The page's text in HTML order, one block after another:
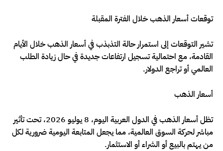
توقعات أسعار الذهب خلال الفترة المقبلة
تشير التوقعات إلى استمرار حالة التذبذب في أسعار الذهب خلال الأيام
القادمة، مع احتمالية تسجيل ارتفاعات جديدة في حال زيادة الطلب
العالمي أو تراجع الدولار.
أسعار الذهب
تظل أسعار الذهب في الدول العربية اليوم، 8 يوليو 2026، تحت تأثير
مباشر لحركة السوق العالمية، مما يجعل المتابعة اليومية ضرورية لكل
من يهتم بالبيع أو الشراء أو الاستثمار.